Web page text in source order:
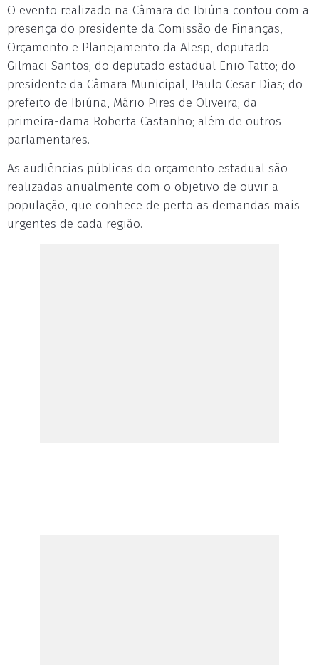
O evento realizado na Câmara de Ibiúna contou com a
presença do presidente da Comissão de Finanças,
Orçamento e Planejamento da Alesp, deputado
Gilmaci Santos; do deputado estadual Enio Tatto; do
presidente da Câmara Municipal, Paulo Cesar Dias; do
prefeito de Ibiúna, Mário Pires de Oliveira; da
primeira-dama Roberta Castanho; além de outros
parlamentares.
As audiências públicas do orçamento estadual são
realizadas anualmente com o objetivo de ouvir a
população, que conhece de perto as demandas mais
urgentes de cada região.